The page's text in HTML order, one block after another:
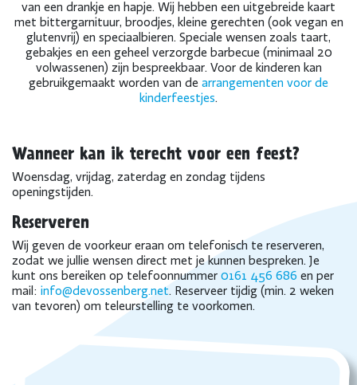
van een drankje en hapje. Wij hebben een uitgebreide kaart
met bittergarnituur, broodjes, kleine gerechten (ook vegan en
glutenvrij) en speciaalbieren. Speciale wensen zoals taart,
gebakjes en een geheel verzorgde barbecue (minimaal 20
volwassenen) zijn bespreekbaar. Voor de kinderen kan
gebruikgemaakt worden van de arrangementen voor de
kinderfeestjes.
Wanneer kan ik terecht voor een feest?
Woensdag, vrijdag, zaterdag en zondag tijdens
openingstijden.
Reserveren
Wij geven de voorkeur eraan om telefonisch te reserveren,
zodat we jullie wensen direct met je kunnen bespreken. Je
kunt ons bereiken op telefoonnummer 0161 456 686 en per
mail: info@devossenberg.net. Reserveer tijdig (min. 2 weken
van tevoren) om teleurstelling te voorkomen.